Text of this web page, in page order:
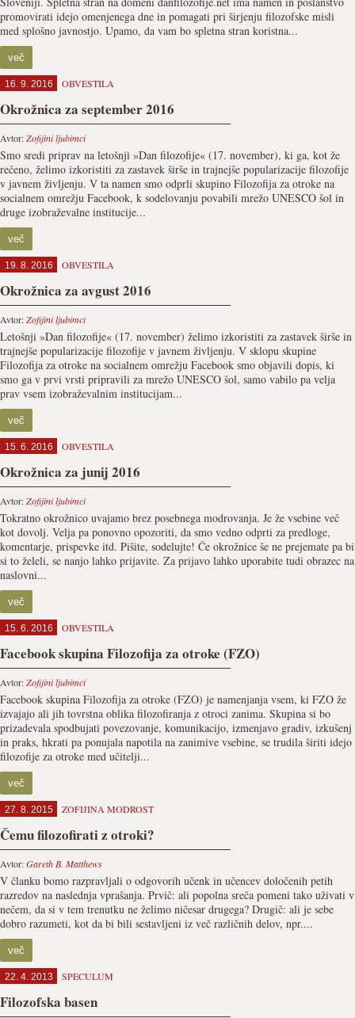
promovirati idejo omenjenega dne in pomagati pri širjenju filozofske misli
med splošno javnostjo. Upamo, da vam bo spletna stran koristna...
več
16. 9. 2016 OBVESTILA
Okrožnica za september 2016
Avtor:Zofijini ljubimci
Smo sredi priprav na letošnji »Dan filozofije« (17. november), ki ga, kot že
rečeno, želimo izkoristiti za zastavek širše in trajnejše popularizacije filozofije
v javnem življenju. V ta namen smo odprli skupino Filozofija za otroke na
socialnem omrežju Facebook, k sodelovanju povabili mrežo UNESCO šol in
druge izobraževalne institucije...
več
19. 8. 2016 OBVESTILA
Okrožnica za avgust 2016
Avtor:Zofijini ljubimci
Letošnji »Dan filozofije« (17. november) želimo izkoristiti za zastavek širše in
trajnejše popularizacije filozofije v javnem življenju. V sklopu skupine
Filozofija za otroke na socialnem omrežju Facebook smo objavili dopis, ki
smo ga v prvi vrsti pripravili za mrežo UNESCO šol, samo vabilo pa velja
prav vsem izobraževalnim institucijam...
več
15. 6. 2016 OBVESTILA
Okrožnica za junij 2016
Avtor:Zofijini ljubimci
Tokratno okrožnico uvajamo brez posebnega modrovanja. Je že vsebine več
kot dovolj. Velja pa ponovno opozoriti, da smo vedno odprti za predloge,
komentarje, prispevke itd. Pišite, sodelujte! Če okrožnice še ne prejemate pa bi
si to želeli, se nanjo lahko prijavite. Za prijavo lahko uporabite tudi obrazec na
naslovni...
več
15. 6. 2016 OBVESTILA
Facebook skupina Filozofija za otroke (FZO)
Avtor:Zofijini ljubimci
Facebook skupina Filozofija za otroke (FZO) je namenjanja vsem, ki FZO že
izvajajo ali jih tovrstna oblika filozofiranja z otroci zanima. Skupina si bo
prizadevala spodbujati povezovanje, komunikacijo, izmenjavo gradiv, izkušenj
in praks, hkrati pa ponujala napotila na zanimive vsebine, se trudila širiti idejo
filozofije za otroke med učitelji...
več
27. 8. 2015 ZOFIJINA MODROST
Čemu filozofirati z otroki?
Avtor:Gareth B. Matthews
V članku bomo razpravljali o odgovorih učenk in učencev določenih petih
razredov na naslednja vprašanja. Prvič: ali popolna sreča pomeni tako uživati v
nečem, da si v tem trenutku ne želimo ničesar drugega? Drugič: ali je sebe
dobro razumeti, kot da bi bili sestavljeni iz več različnih delov, npr....
več
22. 4. 2013 SPECULUM
Filozofska basen